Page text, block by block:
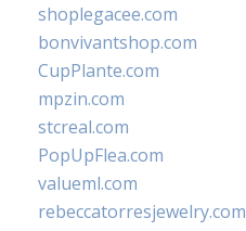
shoplegacee.com
bonvivantshop.com
CupPlante.com
mpzin.com
stcreal.com
PopUpFlea.com
valueml.com
rebeccatorresjewelry.com